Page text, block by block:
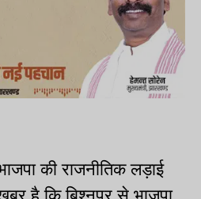
की राजनीतिक लड़ाई